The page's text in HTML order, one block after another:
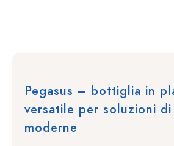
Pegasus – bottiglia in
versatile per soluzioni
moderne